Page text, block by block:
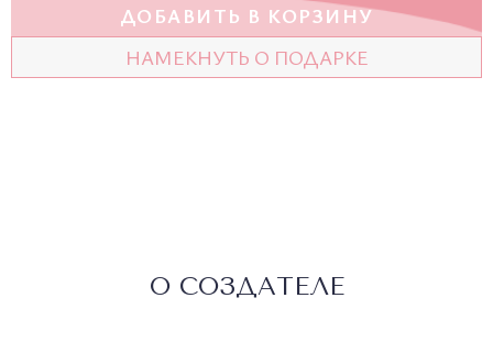
ДОБАВИТЬ В КОРЗИНУ
НАМЕКНУТЬ О ПОДАРКЕ
О СОЗДАТЕЛЕ